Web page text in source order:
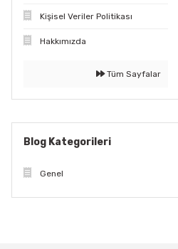
Kişisel Veriler Politikası
Hakkımızda
Tüm Sayfalar
Blog Kategorileri
Genel